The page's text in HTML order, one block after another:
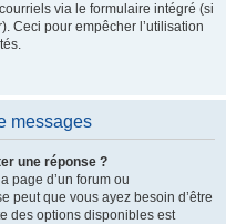
via le formulaire intégré (si
Ceci pour empêcher l’utilisation
messages
une réponse ?
page d’un forum ou
peut que vous ayez besoin d’être
des options disponibles est